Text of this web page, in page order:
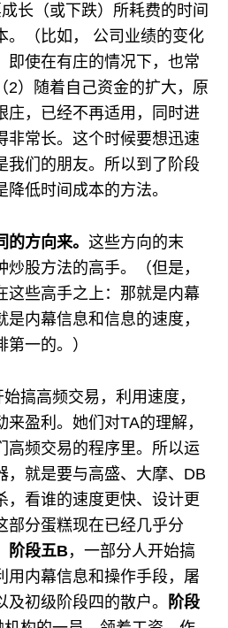
长（或下跌）所耗费的时间
。（比如， 公司业绩的变化
即使在有庄的情况下，也常
2）随着自己资金的扩大，原
庄，已经不再适用，同时进
非常长。这个时候要想迅速
我们的朋友。所以到了阶段
低时间成本的方法。
方向来。 这些方向的末
股方法的高手。（但是，
这些高手之上：那就是内幕
内幕信息和信息的速度，
一的。）
搞高频交易，利用速度，
盈利。她们对TA的理解，
高频交易的程序里。所以运
，就是要与高盛、大摩、DB
，看谁的速度更快、设计更
部分蛋糕现在已经几乎分
阶段五B，一部分人开始搞
用内幕信息和操作手段，屠
初级阶段四的散户。
阶段